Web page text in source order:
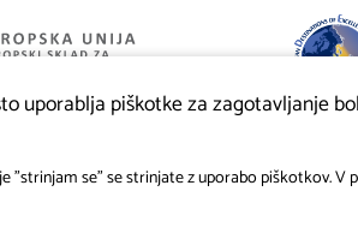
sofinancirata Republika
iz Evropskega sklada za
uporablja piškotke za zagotavljanje
"strinjam se" se strinjate z uporabo piškotkov. V